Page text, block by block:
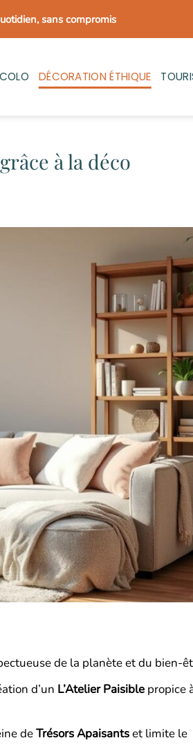
sans compromis
DÉCORATION ÉTHIQUE
à la déco
de la planète et du bien-
d’un L’Atelier Paisible propice
deTrésors Apaisantset limite le